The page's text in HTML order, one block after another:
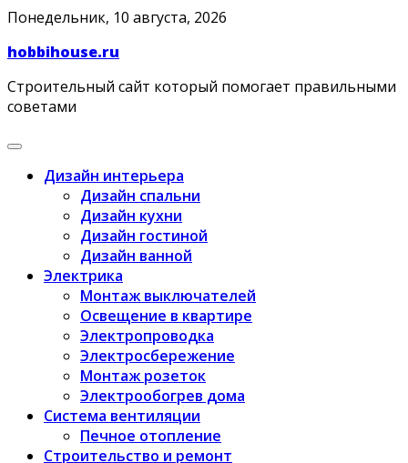
Skip
content
Понедельник, 10 августа, 2026
hobbihouse.ru
Строительный сайт который помогает правильными
советами
Дизайн интерьера
Дизайн спальни
Дизайн кухни
Дизайн гостиной
Дизайн ванной
Электрика
Монтаж выключателей
Освещение в квартире
Электропроводка
Электросбережение
Монтаж розеток
Электрообогрев дома
Система вентиляции
Печное отопление
Строительство и ремонт